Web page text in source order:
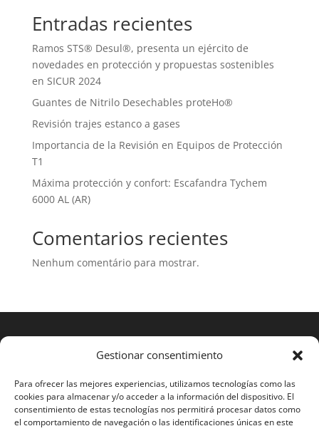
Gestionar consentimiento
Para ofrecer las mejores experiencias, utilizamos tecnologías como las
cookies para almacenar y/o acceder a la información del dispositivo. El
consentimiento de estas tecnologías nos permitirá procesar datos como
el comportamiento de navegación o las identificaciones únicas en este
Entradas recientes
Ramos STS® Desul®, presenta un ejército de
novedades en protección y propuestas sostenibles
en SICUR 2024
Guantes de Nitrilo Desechables proteHo®
Revisión trajes estanco a gases
Importancia de la Revisión en Equipos de Protección
T1
Máxima protección y confort: Escafandra Tychem
6000 AL (AR)
Comentarios recientes
Nenhum comentário para mostrar.